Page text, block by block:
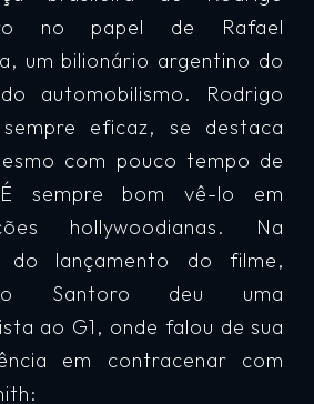
no papel de Rafael
um bilionário argentino do
automobilismo. Rodrigo
eficaz, se destaca
com pouco tempo de
sempre bom vê-lo em
hollywoodianas. Na
do lançamento do filme,
Santoro deu uma
ao G1, onde falou de sua
em contracenar com